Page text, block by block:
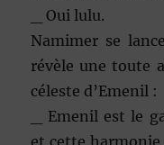
_ Oui lulu.
Namimer se
révèle une toute
céleste d’Emenil :
_ Emenil est le
et cette